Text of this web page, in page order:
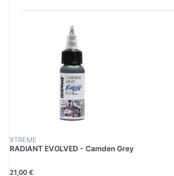
XTREME
RADIANT EVOLVED - Camden Grey
21,00 €